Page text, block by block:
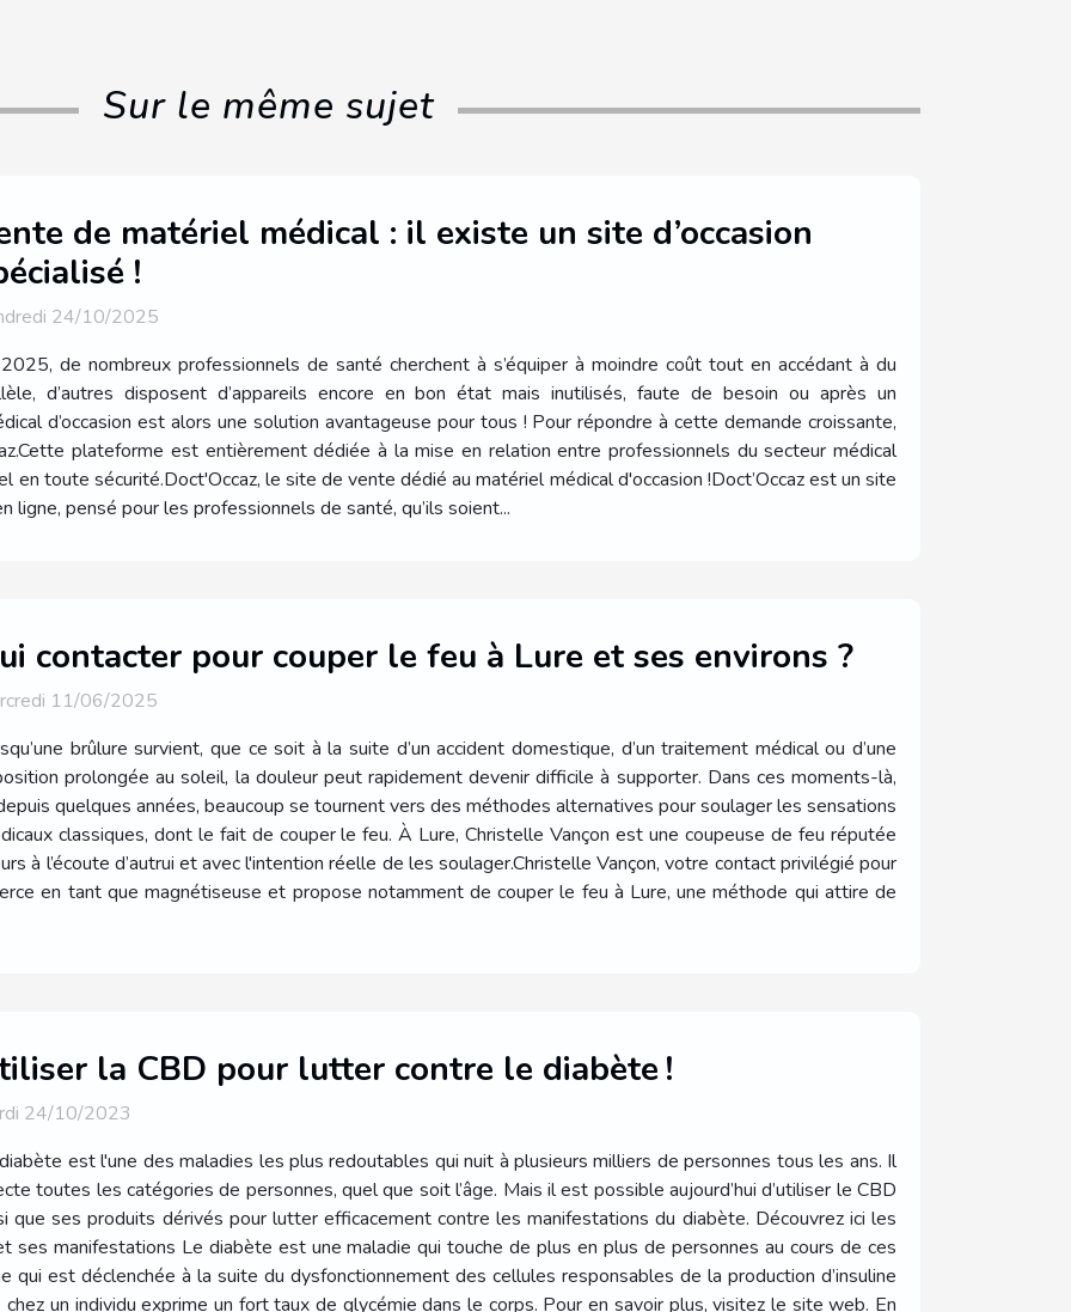
Sur le même sujet
de matériel médical : il existe un site d’occasion
!
24/10/2025
de nombreux professionnels de santé cherchent à s’équiper à moindre coût tout en accédant à du
d’autres disposent d’appareils encore en bon état mais inutilisés, faute de besoin ou après un
d’occasion est alors une solution avantageuse pour tous ! Pour répondre à cette demande croissante,
plateforme est entièrement dédiée à la mise en relation entre professionnels du secteur médical
en toute sécurité.Doct'Occaz, le site de vente dédié au matériel médical d'occasion !Doct’Occaz est un site
ligne, pensé pour les professionnels de santé, qu’ils soient...
contacter pour couper le feu à Lure et ses environs ?
11/06/2025
brûlure survient, que ce soit à la suite d’un accident domestique, d’un traitement médical ou d’une
prolongée au soleil, la douleur peut rapidement devenir difficile à supporter. Dans ces moments-là,
quelques années, beaucoup se tournent vers des méthodes alternatives pour soulager les sensations
classiques, dont le fait de couper le feu. À Lure, Christelle Vançon est une coupeuse de feu réputée
à l’écoute d’autrui et avec l'intention réelle de les soulager.Christelle Vançon, votre contact privilégié pour
en tant que magnétiseuse et propose notamment de couper le feu à Lure, une méthode qui attire de
la CBD pour lutter contre le diabète !
24/10/2023
est l'une des maladies les plus redoutables qui nuit à plusieurs milliers de personnes tous les ans. Il
toutes les catégories de personnes, quel que soit l’âge. Mais il est possible aujourd’hui d’utiliser le CBD
que ses produits dérivés pour lutter efficacement contre les manifestations du diabète. Découvrez ici les
ses manifestations Le diabète est une maladie qui touche de plus en plus de personnes au cours de ces
qui est déclenchée à la suite du dysfonctionnement des cellules responsables de la production d’insuline
chez un individu exprime un fort taux de glycémie dans le corps. Pour en savoir plus, visitez le site web. En